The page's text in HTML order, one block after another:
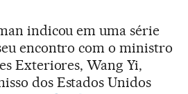
indicou em uma série
encontro com o ministro
Exteriores, Wang Yi,
dos Estados Unidos